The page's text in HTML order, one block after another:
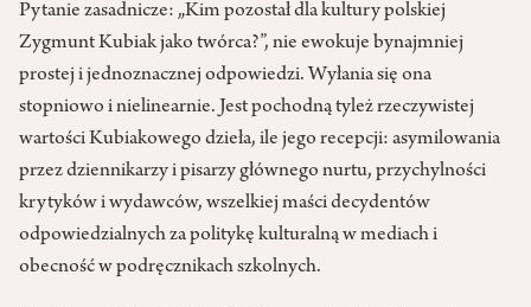
Pytanie zasadnicze: „Kim pozostał dla kultury polskiej
Zygmunt Kubiak jako twórca?”, nie ewokuje bynajmniej
prostej i jednoznacznej odpowiedzi. Wyłania się ona
stopniowo i nielinearnie. Jest pochodną tyleż rzeczywistej
wartości Kubiakowego dzieła, ile jego recepcji: asymilowania
przez dziennikarzy i pisarzy głównego nurtu, przychylności
krytyków i wydawców, wszelkiej maści decydentów
odpowiedzialnych za politykę kulturalną w mediach i
obecność w podręcznikach szkolnych.